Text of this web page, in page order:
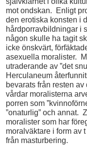
mot ondskan. Enligt
den erotiska konsten i
hårdporravbildningar i
någon skulle ha tagit
icke önskvärt,
asexuella moralister.
utraderande av ”det
Herculaneum
bevarats från resten
vårdar moralisterna
porren som
”onaturlig” och annat.
moralister som har
moralväktare i form av
från masturbering.